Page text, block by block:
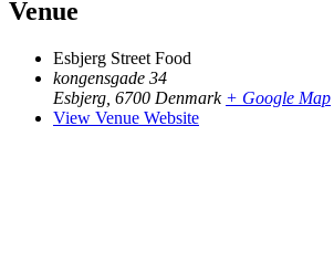
Venue
Esbjerg Street Food
kongensgade 34
Esbjerg 6700 Denmark + Google Map
View Venue Website